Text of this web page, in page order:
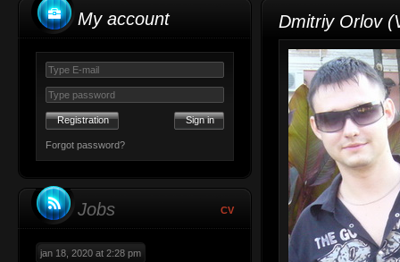
My account
Registration
Forgot password?
Jobs CV
jan 18, 2020 at 2:28 pm
Dmitriy Orlov